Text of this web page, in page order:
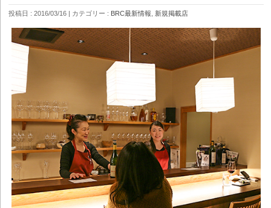
投稿日 :2016/03/16 | カテゴリー : BRC最新情報 新規掲載店